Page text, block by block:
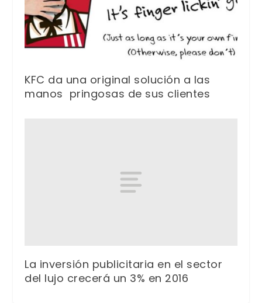
KFC da una original solución a las
manos pringosas de sus clientes
La inversión publicitaria en el sector
del lujo crecerá un 3% en 2016